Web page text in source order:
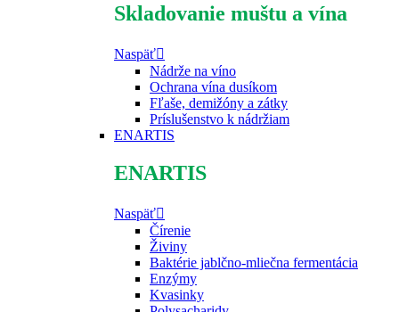
Skladovanie muštu a vína
Naspäť
Nádrže na víno
Ochrana vína dusíkom
Fľaše, demižóny a zátky
Príslušenstvo k nádržiam
ENARTIS
ENARTIS
Naspäť
Čírenie
Živiny
Baktérie jablčno-mliečna fermentácia
Enzýmy
Kvasinky